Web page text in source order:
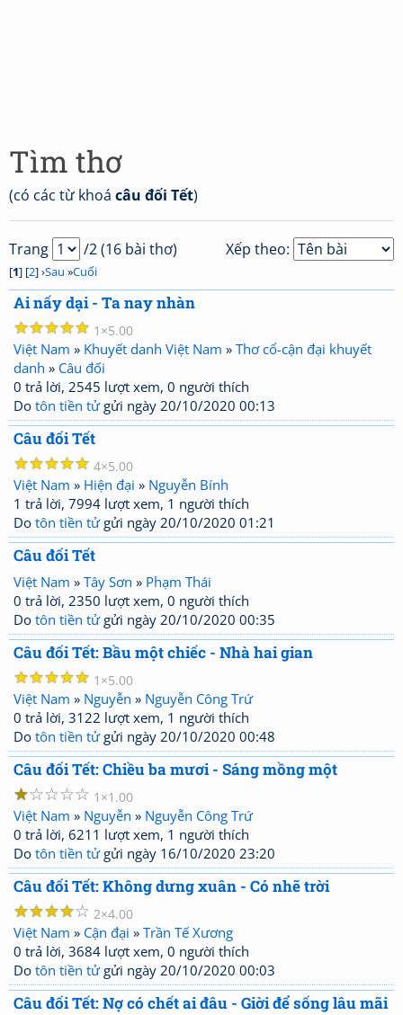
Tìm thơ
(có các từ khoá câu đối Tết)
Xếp theo:
Trang /2 (16 bài thơ)
[1] [2] ›Sau »Cuối
Ai nấy dại - Ta nay nhàn
☆
☆
☆
☆
☆ 1 5.00
Việt Nam » Khuyết danh Việt Nam » Thơ cổ-cận đại khuyết
danh » Câu đối
0 trả lời, 2545 lượt xem, 0 người thích
Do tôn tiền tửgửi ngày 20/10/2020 00:13
Câu đối Tết
☆
☆
☆
☆
☆ 4 5.00
Việt Nam » Hiện đại » Nguyễn Bính
1 trả lời, 7994 lượt xem, 1 người thích
Do tôn tiền tửgửi ngày 20/10/2020 01:21
Câu đối Tết
Việt Nam » Tây Sơn » Phạm Thái
0 trả lời, 2350 lượt xem, 0 người thích
Do tôn tiền tửgửi ngày 20/10/2020 00:35
Câu đối Tết: Bầu một chiếc - Nhà hai gian
☆
☆
☆
☆
☆ 1 5.00
Việt Nam » Nguyễn » Nguyễn Công Trứ
0 trả lời, 3122 lượt xem, 1 người thích
Do tôn tiền tửgửi ngày 20/10/2020 00:48
Câu đối Tết: Chiều ba mươi - Sáng mồng một
☆
☆
☆
☆
☆ 1 1.00
Việt Nam » Nguyễn » Nguyễn Công Trứ
0 trả lời, 6211 lượt xem, 1 người thích
Do tôn tiền tửgửi ngày 16/10/2020 23:20
Câu đối Tết: Không dưng xuân - Có nhẽ trời
☆
☆
☆
☆
☆ 2 4.00
Việt Nam » Cận đại » Trần Tế Xương
0 trả lời, 3684 lượt xem, 0 người thích
Do tôn tiền tửgửi ngày 20/10/2020 00:03
Câu đối Tết: Nợ có chết ai đâu - Giời để sống lâu mãi